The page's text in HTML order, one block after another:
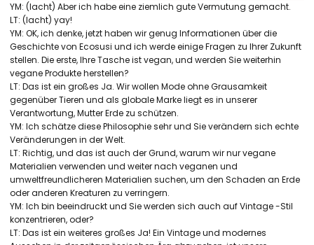
YM: (lacht) Aber ich habe eine ziemlich gute Vermutung gemacht.
LT: (lacht) yay!
YM: OK, ich denke, jetzt haben wir genug Informationen über die
Geschichte von Ecosusi und ich werde einige Fragen zu Ihrer Zukunft
stellen. Die erste, Ihre Tasche ist vegan, und werden Sie weiterhin
vegane Produkte herstellen?
LT: Das ist ein großes Ja. Wir wollen Mode ohne Grausamkeit
gegenüber Tieren und als globale Marke liegt es in unserer
Verantwortung, Mutter Erde zu schützen.
YM: Ich schätze diese Philosophie sehr und Sie verändern sich echte
Veränderungen in der Welt.
LT: Richtig, und das ist auch der Grund, warum wir nur vegane
Materialien verwenden und weiter nach veganen und
umweltfreundlicheren Materialien suchen, um den Schaden an Erde
oder anderen Kreaturen zu verringern.
YM: Ich bin beeindruckt und Sie werden sich auch auf Vintage -Stil
konzentrieren, oder?
LT: Das ist ein weiteres großes Ja! Ein Vintage und modernes